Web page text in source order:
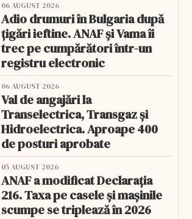
06 AUGUST 2026
Adio drumuri în Bulgaria după
țigări ieftine. ANAF și Vama îi
trec pe cumpărători într-un
registru electronic
06 AUGUST 2026
Val de angajări la
Transelectrica, Transgaz și
Hidroelectrica. Aproape 400
de posturi aprobate
05 AUGUST 2026
ANAF a modificat Declarația
216. Taxa pe casele și mașinile
scumpe se triplează în 2026